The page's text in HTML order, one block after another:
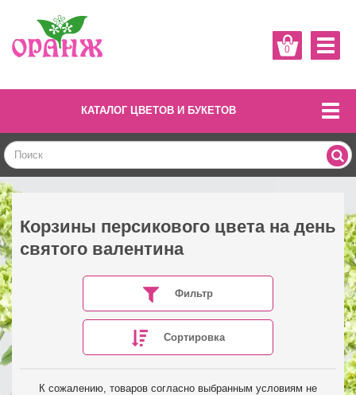
0
КАТАЛОГ ЦВЕТОВ И БУКЕТОВ
Корзины персикового цвета на день
святого валентина
Фильтр
Сортировка
К сожалению, товаров согласно выбранным условиям не